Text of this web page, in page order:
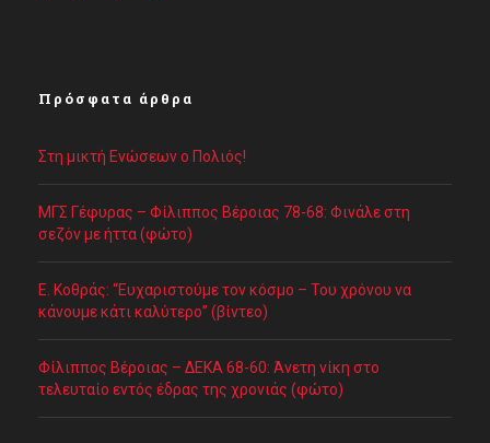
Πρόσφατα άρθρα
Στη μικτή Ενώσεων ο Πολιός!
ΜΓΣ Γέφυρας – Φίλιππος Βέροιας 78-68: Φινάλε στη
σεζόν με ήττα (φώτο)
Ε. Κοθράς: “Ευχαριστούμε τον κόσμο – Του χρόνου να
κάνουμε κάτι καλύτερο” (βίντεο)
Φίλιππος Βέροιας – ΔΕΚΑ 68-60: Άνετη νίκη στο
τελευταίο εντός έδρας της χρονιάς (φώτο)